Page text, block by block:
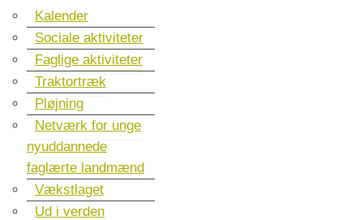
Kalender
Sociale aktiviteter
Faglige aktiviteter
Traktortræk
Pløjning
Netværk for unge
nyuddannede
faglærte landmænd
Vækstlaget
Ud i verden